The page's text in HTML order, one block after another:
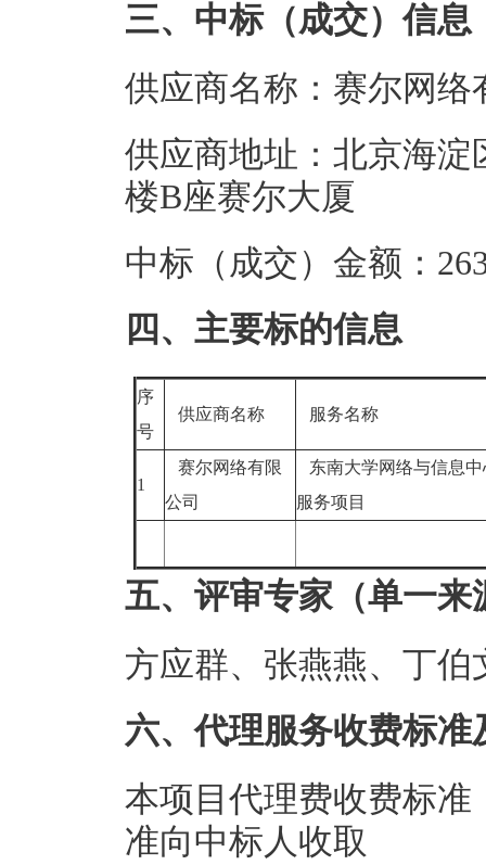
三、中标（成交）信息
供应商名称：赛尔网络
供应商地址：北京海淀
楼B座赛尔大厦
中标（成交）金额：
四、主要标的信息
序
号
供应商名称 服务名称
1
赛尔网络有限
公司
东南大学网络与信息
服务项目
五、评审专家（单一
方应群、张燕燕、丁
六、代理服务收费标准
本项目代理费收费标准
准向中标人收取